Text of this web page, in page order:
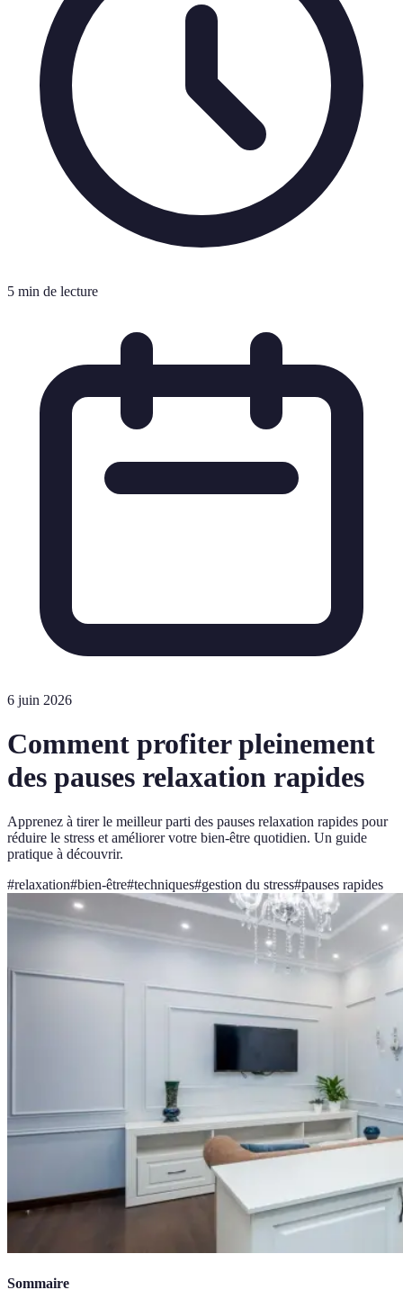
5 min de lecture
6 juin 2026
Comment profiter pleinement
des pauses relaxation rapides
Apprenez à tirer le meilleur parti des pauses relaxation rapides pour
réduire le stress et améliorer votre bien-être quotidien. Un guide
pratique à découvrir.
#relaxation#bien-être#techniques#gestion du stress#pauses rapides
Sommaire